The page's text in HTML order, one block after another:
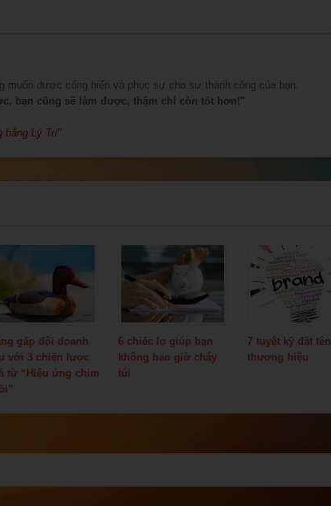
muốn được cống hiến và phục sự cho sự thành công của bạn.
bạn cũng sẽ làm được, thậm chí còn tốt hơn!"
bằng Lý Trí"
gấp đôi doanh
với 3 chiến lược
từ “Hiệu ứng chim
6 chiếc lọ giúp bạn
không bao giờ cháy
túi
7 tuyệt kỹ đặt tên
thương hiệu